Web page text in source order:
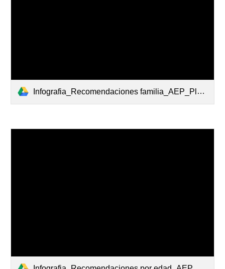
Infografia_Recomendaciones familia_AEP_Plan Digital Familiar_v3.pdf